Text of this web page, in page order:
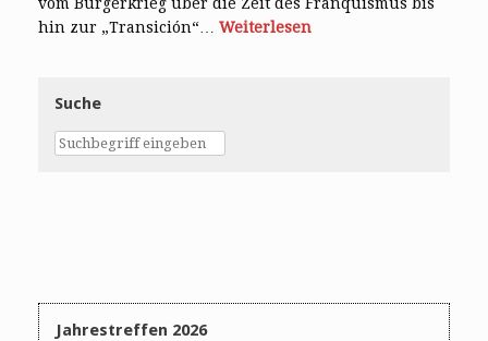
hin zur „Transición“… Weiterlesen
Suche
Jahrestreffen 2026